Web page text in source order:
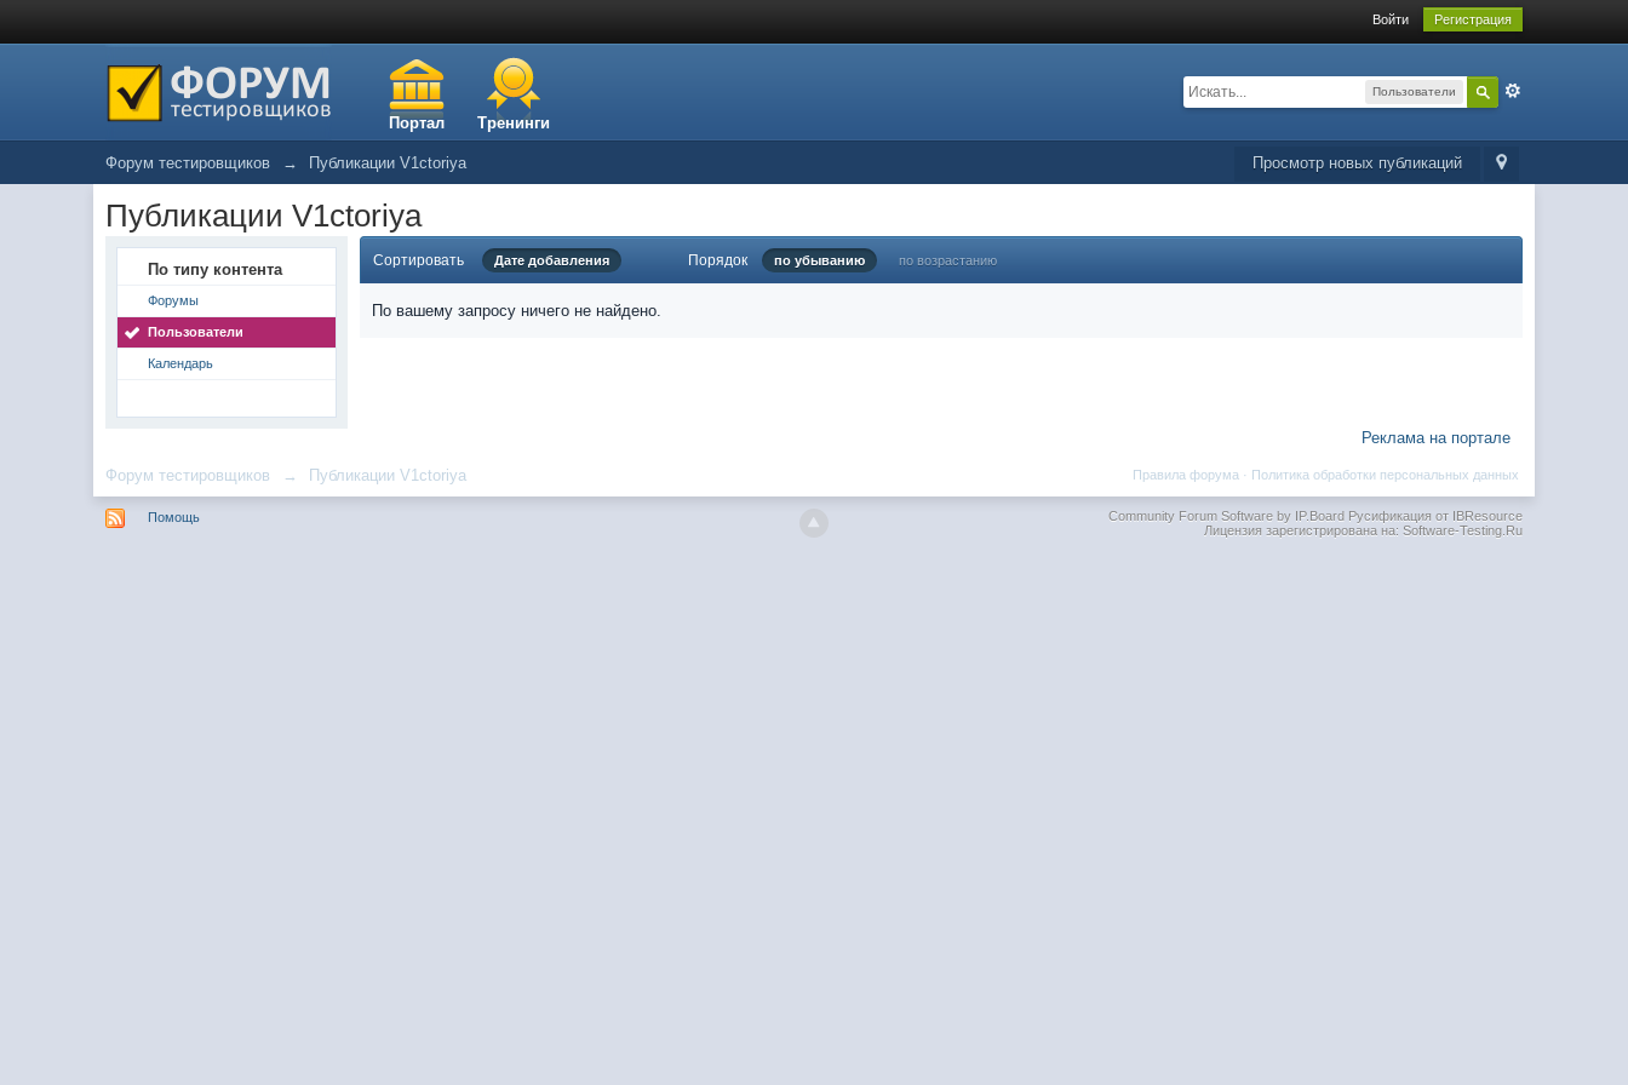
Войти Регистрация
Портал Тренинги
Пользователи
Просмотр новых публикаций
Форум тестировщиков → Публикации V1ctoriya
Публикации V1ctoriya
По типу контента
Форумы
Пользователи
Календарь
Сортировать Дате добавления Порядок по убыванию по возрастанию
По вашему запросу ничего не найдено.
Реклама на портале
Форум тестировщиков → Публикации V1ctoriya Политика обработки персональных данных
Правила форума ·
Помощь Community Forum Software by IP.BoardРусификация от IBResource
Лицензия зарегистрирована на: Software-Testing.Ru